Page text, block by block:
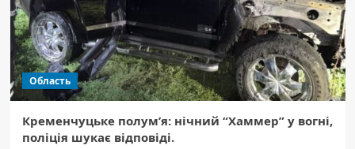
Область
Кременчуцьке полум’я: нічний “Хаммер” у вогні,
поліція шукає відповіді.